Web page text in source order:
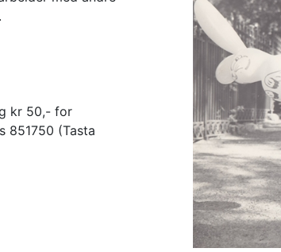
kr 50,- for
851750 (Tasta